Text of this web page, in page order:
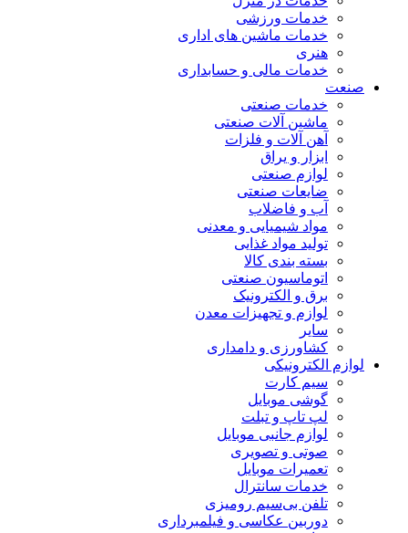
خدمات ورزشی
خدمات ماشین های اداری
هنری
خدمات مالی و حسابداری
صنعت
خدمات صنعتی
ماشین آلات صنعتی
آهن آلات و فلزات
ابزار و یراق
لوازم صنعتی
ضایعات صنعتی
آب و فاضلاب
مواد شیمیایی و معدنی
تولید مواد غذایی
بسته بندی کالا
اتوماسیون صنعتی
برق و الکترونیک
لوازم و تجهیزات معدن
سایر
کشاورزی و دامداری
لوازم الکترونیکی
سیم کارت
گوشی موبایل
لپ تاپ و تبلت
لوازم جانبی موبایل
صوتی و تصویری
تعمیرات موبایل
خدمات سانترال
تلفن بی‌سیم رومیزی
دوربین عکاسی و فیلمبرداری